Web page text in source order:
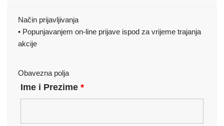
Način prijavljivanja
• Popunjavanjem on-line prijave ispod za vrijeme trajanja
akcije
Obavezna polja
Ime i Prezime *